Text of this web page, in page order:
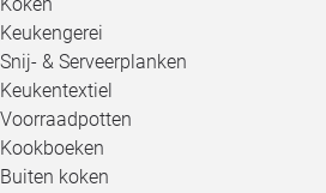
Keukengerei
Snij- & Serveerplanken
Keukentextiel
Voorraadpotten
Kookboeken
Buiten koken